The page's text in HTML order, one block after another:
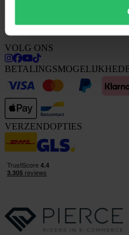
Werken bij Pierce
VOLG ONS
VERZENDOPTIES